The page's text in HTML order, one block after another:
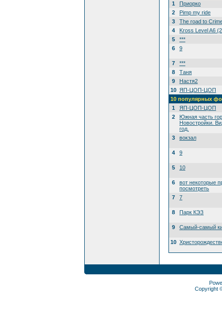
1
Приорко
2
Pimp my ride
3
The road to
4
Kross Level A6
5
***
6
9
7
***
8
Таня
9
Настя2
10 ЯП-ЦОП-ЦОП
10 популярных
1
ЯП-ЦОП-ЦОП
2
Южная часть
Новостройки.
год.
3
вокзал
4 9
5 10
6
вот некоторые
посмотреть
7
7
8 Парк КЭЗ
9 Самый-самый
10
Copyright